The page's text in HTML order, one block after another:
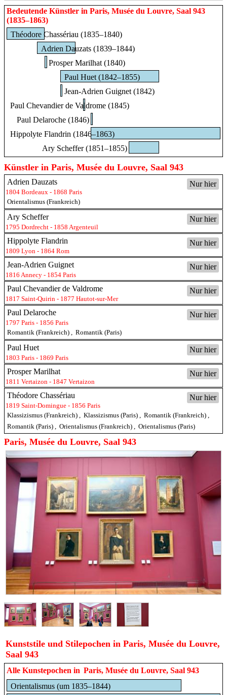
Bedeutende Künstler in Paris, Musée du Louvre, Saal 943
(1835–1863)
Théodore Chassériau (1835–1840)
Adrien Dauzats (1839–1844)
Prosper Marilhat (1840)
Paul Huet (1842–1855)
Jean-Adrien Guignet (1842)
Paul Chevandier de Valdrome (1845)
Paul Delaroche (1846)
Hippolyte Flandrin (1846–1863)
Ary Scheffer (1851–1855)
Künstler in Paris, Musée du Louvre, Saal 943
Nur hier
Adrien Dauzats
1804 Bordeaux - 1868 Paris
Orientalismus (Frankreich)
Nur hier
Ary Scheffer
1795 Dordrecht - 1858 Argenteuil
Nur hier
Hippolyte Flandrin
1809 Lyon - 1864 Rom
Nur hier
Jean-Adrien Guignet
1816 Annecy - 1854 Paris
Nur hier
Paul Chevandier de Valdrome
1817 Saint-Quirin - 1877 Hautot-sur-Mer
Nur hier
Paul Delaroche
1797 Paris - 1856 Paris
Romantik (Frankreich)
Romantik (Paris)
Nur hier
Paul Huet
1803 Paris - 1869 Paris
Nur hier
Prosper Marilhat
1811 Vertaizon - 1847 Vertaizon
Nur hier
Théodore Chassériau
1819 Saint-Domingue - 1856 Paris
Klassizismus (Frankreich)
Klassizismus (Paris) Romantik (Frankreich)
Romantik (Paris)
Orientalismus (Frankreich) Orientalismus (Paris)
Paris, Musée du Louvre, Saal 943
Kunststile und Stilepochen in Paris, Musée du Louvre,
Saal 943
Alle Kunstepochen in Paris, Musée du Louvre, Saal 943
Orientalismus (um 1835–1844)